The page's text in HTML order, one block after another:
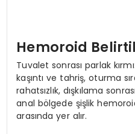
Hemoroid
Tuvalet sonrası parlak
kaşıntı ve tahriş, oturma
rahatsızlık, dışkılama
anal bölgede şişlik
arasında yer alır.